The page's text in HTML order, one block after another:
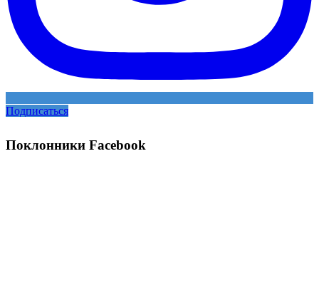
Подписаться
Поклонники Facebook